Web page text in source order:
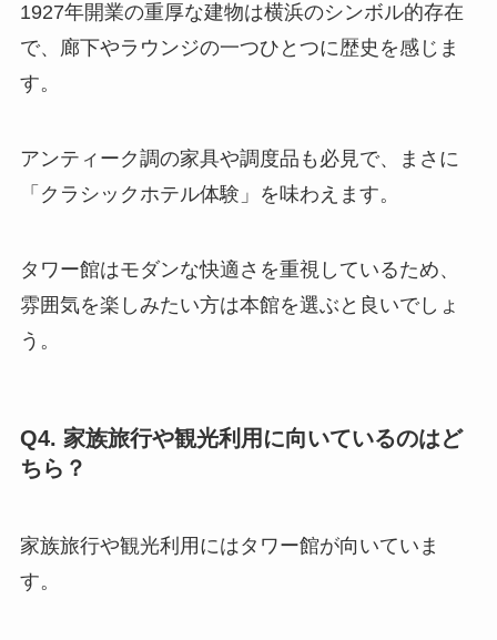
1927年開業の重厚な建物は横浜のシンボル的存在
で、廊下やラウンジの一つひとつに歴史を感じま
す。
アンティーク調の家具や調度品も必見で、まさに
「クラシックホテル体験」を味わえます。
タワー館はモダンな快適さを重視しているため、
雰囲気を楽しみたい方は本館を選ぶと良いでしょ
う。
Q4. 家族旅行や観光利用に向いているのはど
ちら？
家族旅行や観光利用にはタワー館が向いていま
す。